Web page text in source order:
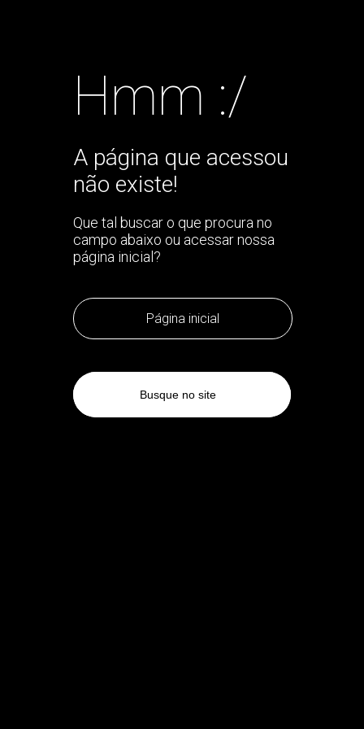
Hmm :/
A página que acessou
não existe!
Que tal buscar o que procura no
campo abaixo ou acessar nossa
página inicial?
Página inicial